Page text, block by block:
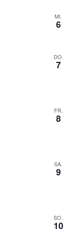
MI.
6
DO.
7
FR.
8
SA.
9
SO.
10